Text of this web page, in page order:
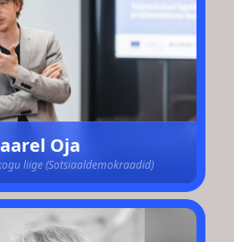
Oja
liige (Sotsiaaldemokraadid)